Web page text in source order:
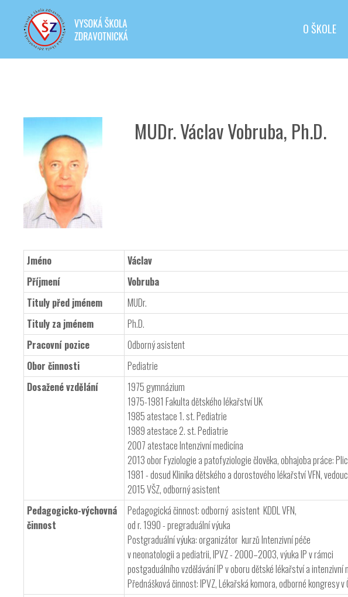
O ŠKOLE
MUDr. Václav Vobruba, Ph.D.
Jméno
Václav
Příjmení
Vobruba
Tituly před jménem
MUDr.
Tituly za jménem
Ph.D.
Pracovní pozice
Odborný asistent
Obor činnosti
Pediatrie
Dosažené vzdělání
1975 gymnázium
1975-1981 Fakulta dětského lékařství UK
1985 atestace 1. st. Pediatrie
1989 atestace 2. st. Pediatrie
2007 atestace Intenzivní medicína
2013 obor Fyziologie a patofyziologie člověka, obhajoba práce:
1981 - dosud Klinika dětského a dorostového lékařství VFN,
2015 VŠZ, odborný asistent
Pedagogicko-výchovná
činnost
Pedagogická činnost: odborný asistent KDDL VFN,
od r. 1990 - pregraduální výuka
Postgraduální výuka: organizátor kurzů Intenzivní péče
v neonatologii a pediatrii, IPVZ - 2000–2003, výuka IP v rámci
postgaduálního vzdělávání IP v oboru dětské lékařství a intenzivní
Přednášková činnost: IPVZ, Lékařská komora, odborné kongresy v